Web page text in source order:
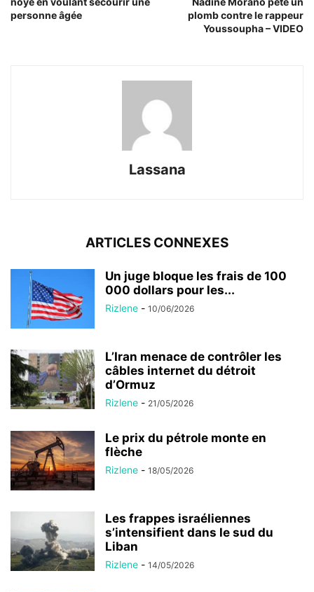
personne âgée
plomb contre le rappeur
Youssoupha – VIDEO
Lassana
ARTICLES CONNEXES
Un juge bloque les frais de 100
000 dollars pour les...
Rizlene - 10/06/2026
L’Iran menace de contrôler les
câbles internet du détroit
d’Ormuz
Rizlene - 21/05/2026
Le prix du pétrole monte en
flèche
Rizlene - 18/05/2026
Les frappes israéliennes
s’intensifient dans le sud du
Liban
Rizlene - 14/05/2026